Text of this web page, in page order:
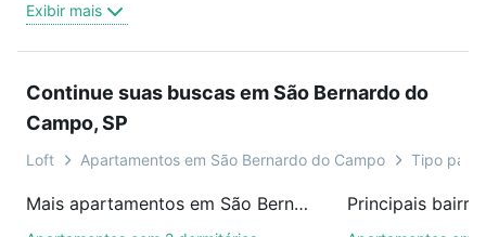
oferta ideal de Apartamentos com 2 quartos à
venda em São Bernardo do Campo, SP para
ou por videochamada, é grátis, sem compromisso e
você ainda conta com mais de 46 mil corretores e
imobiliárias te ajudando na compra, venda ou troca
Exibir mais
Continue suas buscas em São Bernardo do
Campo, SP
Loft Apartamentos em São Bernardo do Campo Tipo
Mais apartamentos em São Bernardo do Campo, SP